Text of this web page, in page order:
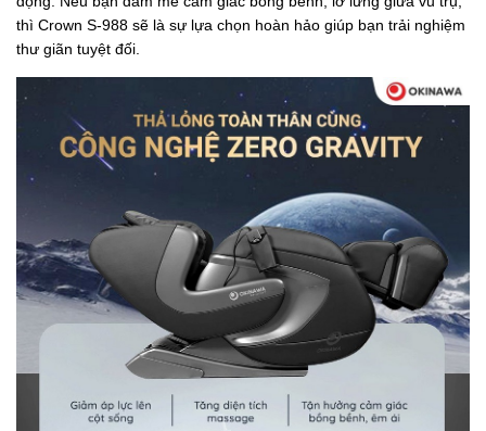
thì Crown S-988 sẽ là sự lựa chọn hoàn hảo giúp bạn trải nghiệm
thư giãn tuyệt đối.